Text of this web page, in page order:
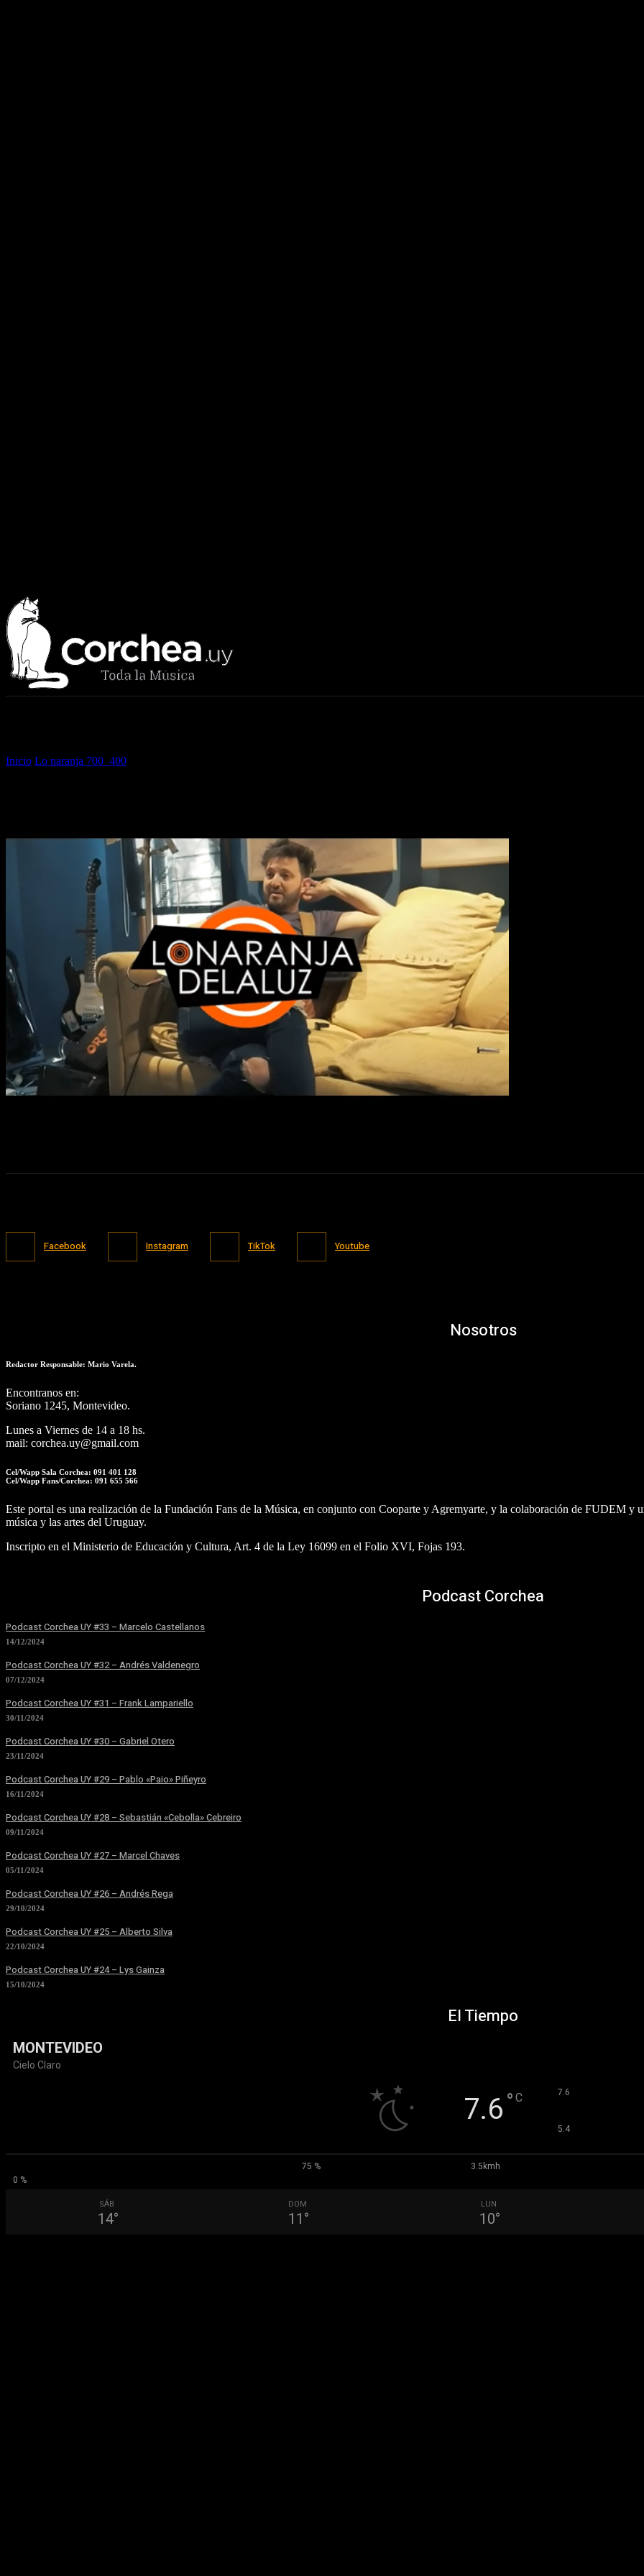
Inicio Lo naranja 700_400
Facebook Instagram TikTok Youtube
Nosotros
Redactor Responsable: Mario Varela.
Encontranos en:
Soriano 1245, Montevideo.
Lunes a Viernes de 14 a 18 hs.
mail: corchea.uy@gmail.com
Cel/Wapp Sala Corchea: 091 401 128
Cel/Wapp Fans/Corchea: 091 655 566
Este portal es una realización de la Fundación Fans de la Música, en conjunto con Cooparte y Agremyarte, y la colaboración de FUDEM y
música y las artes del Uruguay.
Inscripto en el Ministerio de Educación y Cultura, Art. 4 de la Ley 16099 en el Folio XVI, Fojas 193.
Podcast Corchea
Podcast Corchea UY #33 – Marcelo Castellanos
14/12/2024
Podcast Corchea UY #32 – Andrés Valdenegro
07/12/2024
Podcast Corchea UY #31 – Frank Lampariello
30/11/2024
Podcast Corchea UY #30 – Gabriel Otero
23/11/2024
Podcast Corchea UY #29 – Pablo «Paio» Piñeyro
16/11/2024
Podcast Corchea UY #28 – Sebastián «Cebolla» Cebreiro
09/11/2024
Podcast Corchea UY #27 – Marcel Chaves
05/11/2024
Podcast Corchea UY #26 – Andrés Rega
29/10/2024
Podcast Corchea UY #25 – Alberto Silva
22/10/2024
Podcast Corchea UY #24 – Lys Gainza
15/10/2024
El Tiempo
MONTEVIDEO
Cielo Claro
7.6 ° C 7.6
5.4
75 %
3.5kmh
0 %
SÁB
14°
DOM
11 °
LUN
10°